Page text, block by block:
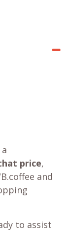
price,
and
to assist